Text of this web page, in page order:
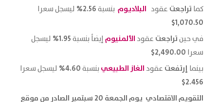
كما تراجعت عقود البلاديوم بنسبة2.56% ليسجل سعرا
1,070.50$
في حينتراجعت عقود الألمنيومإيضاً بنسبة1.95%
ليسجل
سعرا 2,490.00$
بينما إرتفعت عقود الغاز الطبيعي بنسبة4.60% ليسجل سعرا
2.456$
التقويم الاقتصادي يوم الجمعة 20 سبتمبر الصادر من موقع